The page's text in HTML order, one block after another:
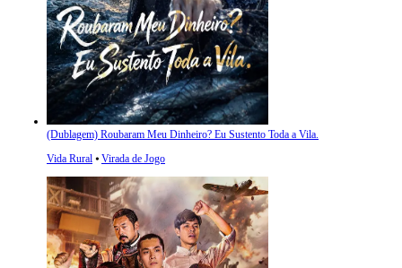
(Dublagem) Roubaram Meu Dinheiro? Eu Sustento Toda a Vila.
Vida Rural ⦁ Virada de Jogo